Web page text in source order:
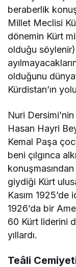
beraberlik
Millet Meclisi
dönemin Kürt
olduğu
olduğunu
Kürdistan’ın
Nuri
Hasan Hayri
Kemal Paşa
beni çılgınca
giydiği Kürt
Kasım
1926’da bir
60 Kürt liderini
yıllardı.
Teâli